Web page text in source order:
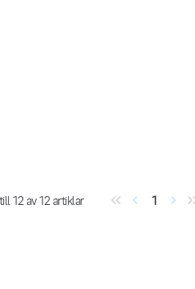
till12av12artiklar 1